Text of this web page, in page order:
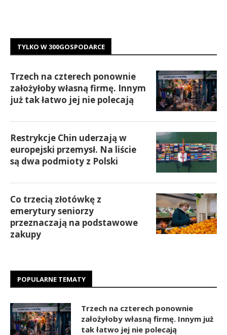
TYLKO W 300GOSPODARCE
Trzech na czterech ponownie
założyłoby własną firmę. Innym
już tak łatwo jej nie polecają
Restrykcje Chin uderzają w
europejski przemysł. Na liście
są dwa podmioty z Polski
Co trzecią złotówkę z
emerytury seniorzy
przeznaczają na podstawowe
zakupy
POPULARNE TEMATY
Trzech na czterech ponownie
założyłoby własną firmę. Innym już
tak łatwo jej nie polecają